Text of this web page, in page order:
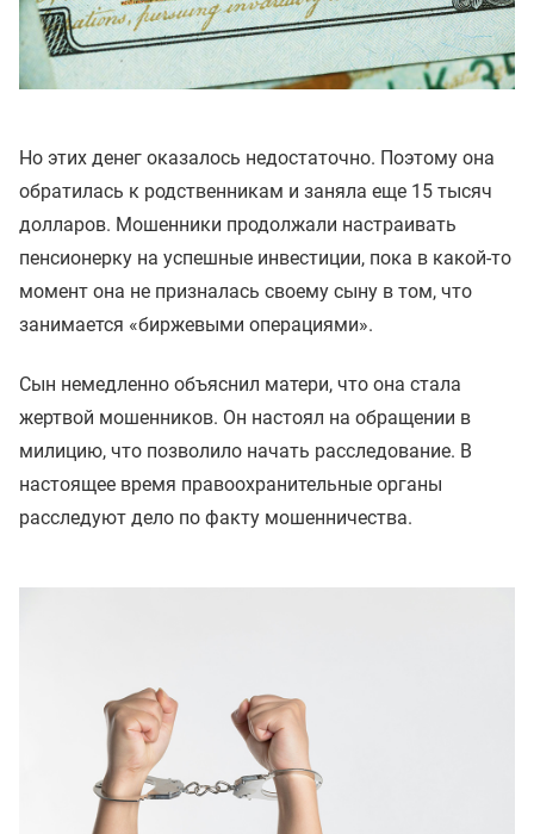
Но этих денег оказалось недостаточно. Поэтому она
обратилась к родственникам и заняла еще 15 тысяч
долларов. Мошенники продолжали настраивать
пенсионерку на успешные инвестиции, пока в какой-то
момент она не призналась своему сыну в том, что
занимается «биржевыми операциями».
Сын немедленно объяснил матери, что она стала
жертвой мошенников. Он настоял на обращении в
милицию, что позволило начать расследование. В
настоящее время правоохранительные органы
расследуют дело по факту мошенничества.